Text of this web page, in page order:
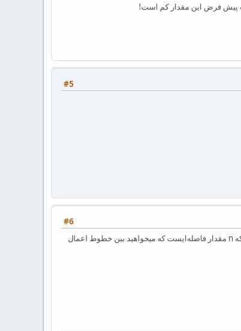
پیش فرض این مقدار کم است!
#5
#6
راجع به سوال دومتون اگه بیاید قبل از ‎\tableofcontents‎ از دستور ‎\baselineskip=n cm‎ استفاده کنید مشکلتون حل میشه که n مقدار فاصله‌ایست که میخواهید بین خطوط اعمال